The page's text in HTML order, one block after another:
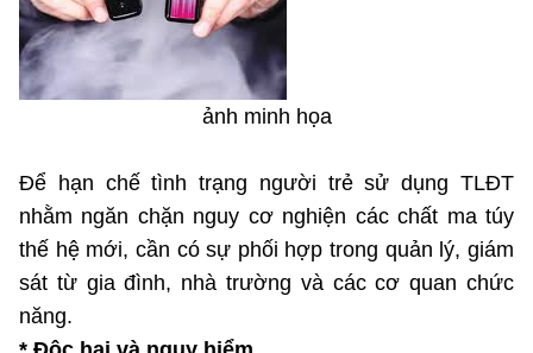
Tiêu chuẩn, đo lường, chất lượng
Năng lượng nguyên tử
Tin địa phương
Đổi mới sáng tạo
Sở hữu trí tuệ
Tiêu chuẩn, đo lường, chất lượng
Năng lượng nguyên tử
THƯ ĐIỆN TỬ
Khác
Ảnh
Nhiệm vụ trọng tâm
ảnh minh họa
Để hạn chế tình trạng người trẻ sử dụng TLĐT
nhằm ngăn chặn nguy cơ nghiện các chất ma túy
thế hệ mới, cần có sự phối hợp trong quản lý, giám
sát từ gia đình, nhà trường và các cơ quan chức
năng.